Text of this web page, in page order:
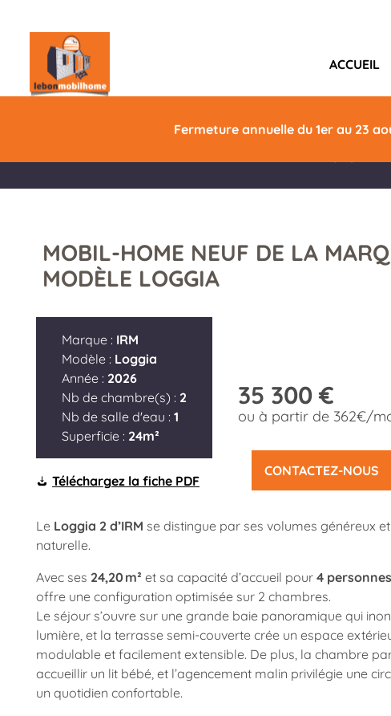
ACCUEIL
Fermeture annuelle du 1er au 23
IRM LOGGIA 2
Année
MOBIL-HOME NEUF DE LA
MODÈLE LOGGIA
Marque : IRM
Modèle : Loggia
Année : 2026
Nb de chambre(s) : 2
Nb de salle d'eau : 1
Superficie : 24m²
Téléchargez la fiche PDF
35 300 €
ou à partir de 362€/
CONTACTEZ-NOUS
Le Loggia 2 d’IRM se distingue par ses volumes généreux
naturelle.
Avec ses 24,20 m² et sa capacité d’accueil pour 4 personnes
offre une configuration optimisée sur 2 chambres.
Le séjour s’ouvre sur une grande baie panoramique qui
lumière, et la terrasse semi-couverte crée un espace
modulable et facilement extensible. De plus, la chambre
accueillir un lit bébé, et l’agencement malin privilégie une
un quotidien confortable.